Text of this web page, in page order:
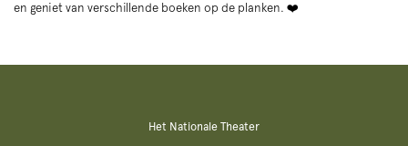
en geniet van verschillende boeken op de planken. ❤️
Het Nationale Theater